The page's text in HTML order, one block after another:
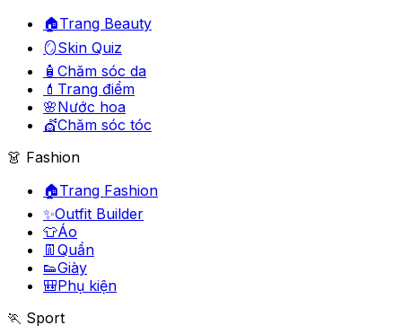
🏠Trang Beauty
🪞Skin Quiz
🧴 Chăm sóc da
💄 Trang điểm
🌸Nước hoa
💇Chăm sóc tóc
👗 Fashion
🏠Trang Fashion
✨Outfit Builder
👕Áo
👖 Quần
👟Giày
🎒Phụ kiện
🏃 Sport